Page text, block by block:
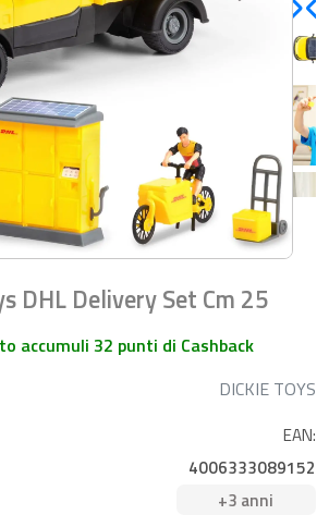
DHL Delivery Set Cm 25
accumuli 32 punti di Cashback
DICKIE TOYS
EAN:
4006333089152
+3 anni